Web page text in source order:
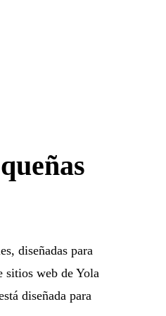
diseñadas para
sitios web de Yola
diseñada para